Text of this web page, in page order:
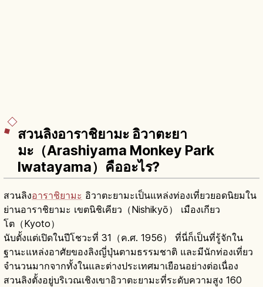
สวนลิงอาราชิยามะ อิวาตะยา
มะ（Arashiyama Monkey Park
Iwatayama）คืออะไร?
สวนลิงอาราชิยามะ อิวาตะยามะเป็นแหล่งท่องเที่ยวยอดนิยมใน
ย่านอาราชิยามะ เขตนิชิเคียว（Nishikyō） เมืองเกียว
โต（Kyoto）
นับตั้งแต่เปิดในปีโชวะที่ 31（ค.ศ. 1956） ที่นี่ก็เป็นที่รู้จักใน
ฐานะแหล่งอาศัยของลิงญี่ปุ่นตามธรรมชาติ และมีนักท่องเที่ยว
จำนวนมากจากทั้งในและต่างประเทศมาเยือนอย่างต่อเนื่อง
สวนลิงตั้งอยู่บริเวณเชิงเขาอิวาตะยามะที่ระดับความสูง 160